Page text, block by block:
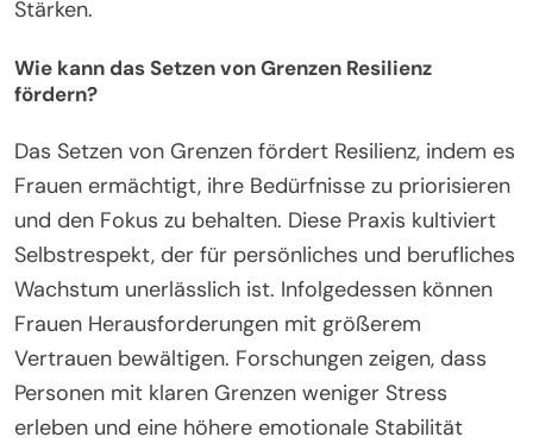
Stärken.
Wie kann das Setzen von Grenzen Resilienz
fördern?
Das Setzen von Grenzen fördert Resilienz, indem es
Frauen ermächtigt, ihre Bedürfnisse zu priorisieren
und den Fokus zu behalten. Diese Praxis kultiviert
Selbstrespekt, der für persönliches und berufliches
Wachstum unerlässlich ist. Infolgedessen können
Frauen Herausforderungen mit größerem
Vertrauen bewältigen. Forschungen zeigen, dass
Personen mit klaren Grenzen weniger Stress
erleben und eine höhere emotionale Stabilität